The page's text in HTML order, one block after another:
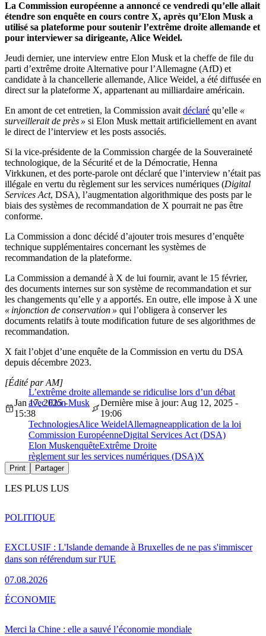
La Commission européenne a annoncé ce vendredi qu’elle allait
étendre son enquête en cours contre X, après qu’Elon Musk a
utilisé sa plateforme pour soutenir l’extrême droite allemande et
pour interviewer sa dirigeante, Alice Weidel.
Jeudi dernier, une interview entre Elon Musk et la cheffe de file du
parti d’extrême droite Alternative pour l’Allemagne (AfD) et
candidate à la chancellerie allemande, Alice Weidel, a été diffusée en
direct sur la plateforme X, appartenant au milliardaire américain.
En amont de cet entretien, la Commission avait déclaré qu’elle «
surveillerait de près » si Elon Musk mettait artificiellement en avant
le direct de l’interview et les posts associés.
Si la vice-présidente de la Commission chargée de la Souveraineté
technologique, de la Sécurité et de la Démocratie, Henna
Virkkunen, et des porte-parole ont déclaré que l’interview n’était pas
illégale en vertu du règlement sur les services numériques (Digital
Services Act, DSA), l’augmentation algorithmique des posts par le
biais des systèmes de recommandation de X pourrait ne pas être
conforme.
La Commission a donc décidé d’ajouter trois mesures d’enquête
technique supplémentaires concernant les systèmes de
recommandation de la plateforme.
La Commission a demandé à X de lui fournir, avant le 15 février,
des documents internes sur son système de recommandation et sur
les changements qu’elle y a apportés. En outre, elle impose à X une
« injonction de conservation » qui l’obligera à conserver les
documents relatifs à toute modification future de ses algorithmes de
recommandation.
X fait l’objet d’une enquête de la Commission en vertu du DSA
depuis décembre 2023.
L’extrême droite allemande se ridiculise lors d’un débat
avec Elon Musk
[Édité par AM]
Jan 17, 2025 -
15:38
Dernière mise à jour: Aug 12, 2025 -
19:06
TechnologiesAlice WeidelAllemagneapplication de la loi
Commission EuropéenneDigital Services Act (DSA)
Elon MuskenquêteExtrême Droite
règlement sur les services numériques (DSA)X
Print Partager
LES PLUS LUS
EXCLUSIF : L'Islande demande à Bruxelles de ne pas s'immiscer
dans son référendum sur l'UE
07.08.2026
POLITIQUE
Merci la Chine : elle a sauvé l’économie mondiale
ÉCONOMIE